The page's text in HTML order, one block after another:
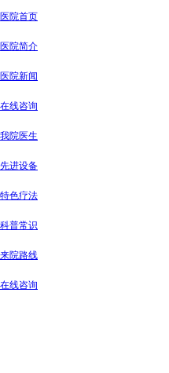
医院首页
医院简介
医院新闻
在线咨询
我院医生
先进设备
特色疗法
科普常识
来院路线
在线咨询